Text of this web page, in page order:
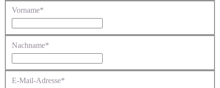
Vorname*
Nachname*
E-Mail-Adresse*